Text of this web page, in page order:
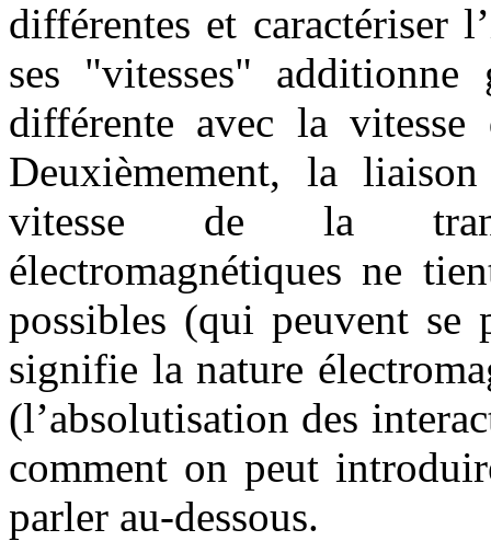
différentes et caractériser
ses "vitesses" additionne
différente avec la vitesse
Deuxièmement, la
vitesse de la
électromagnétiques ne
possibles (qui peuvent
signifie la nature
(l’absolutisation des
comment on peut
parler au-dessous.